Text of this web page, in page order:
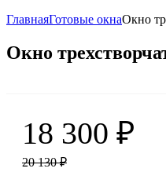
ГлавнаяГотовые окнаОкно
Окно
18 300 ₽
20 130₽